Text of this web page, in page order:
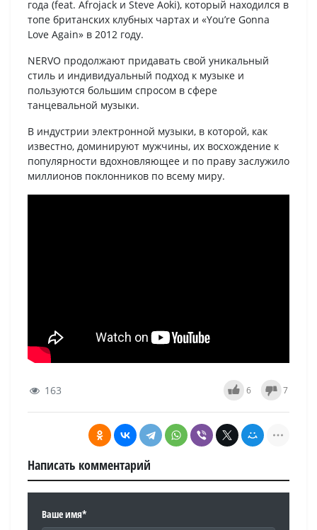
года (feat. Afrojack и Steve Aoki), который находился в
топе британских клубных чартах и «You’re Gonna
Love Again» ​​в 2012 году.
NERVO продолжают придавать свой уникальный
стиль и индивидуальный подход к музыке и
пользуются большим спросом в сфере
танцевальной музыки.
В индустрии электронной музыки, в которой, как
известно, доминируют мужчины, их восхождение к
популярности вдохновляющее и по праву заслужило
миллионов поклонников по всему миру.
163 6 7
Написать комментарий
Ваше имя*